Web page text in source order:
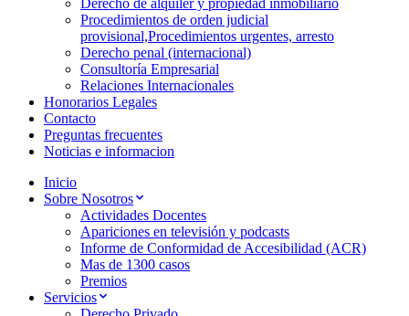
Derecho de alquiler y propiedad inmobiliario
Procedimientos de orden judicial
provisional,Procedimientos urgentes, arresto
Derecho penal (internacional)
Consultoría Empresarial
Relaciones Internacionales
Honorarios Legales
Contacto
Preguntas frecuentes
Noticias e informacion
Inicio
Sobre Nosotros
Actividades Docentes
Apariciones en televisión y podcasts
Informe de Conformidad de Accesibilidad (ACR)
Mas de 1300 casos
Premios
Servicios